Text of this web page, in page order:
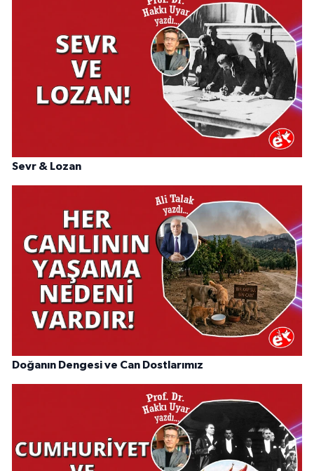
Sevr & Lozan
Doğanın Dengesi ve Can Dostlarımız